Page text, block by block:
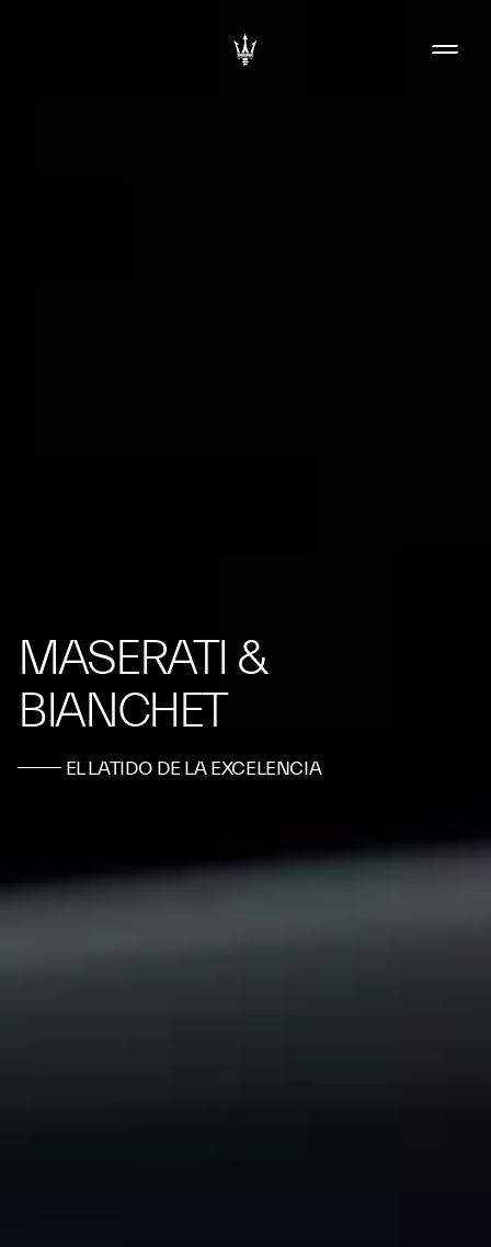
MASERATI &
BIANCHET
EL LATIDO DE LA EXCELENCIA